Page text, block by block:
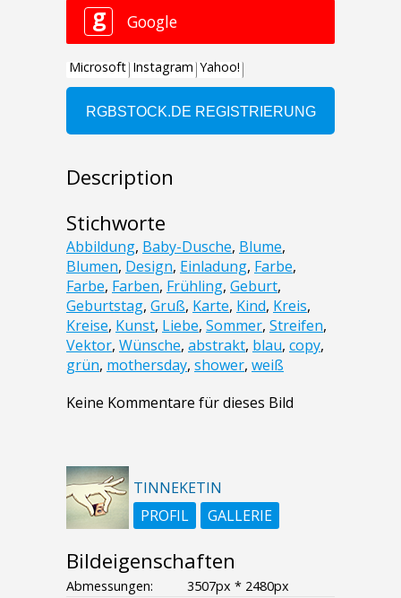
Description
Stichworte
Abbildung, Baby-Dusche, Blume,
Blumen, Design, Einladung, Farbe,
Farbe, Farben, Frühling, Geburt,
Geburtstag, Gruß, Karte, Kind, Kreis,
Kreise, Kunst, Liebe, Sommer, Streifen,
Vektor, Wünsche, abstrakt, blau, copy,
grün, mothersday, shower, weiß
Keine Kommentare für dieses Bild
TINNEKETIN
PROFIL
GALLERIE
Bildeigenschaften
Abmessungen:
3507px * 2480px